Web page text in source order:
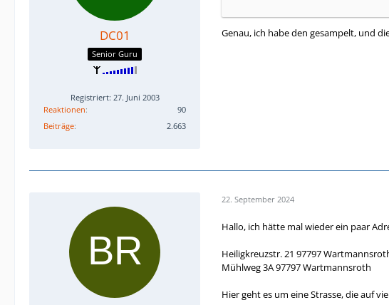
DC01
Senior Guru
Registriert: 27. Juni 2003
Reaktionen
90
Beiträge
2.663
Genau, ich habe den gesampelt, und
22. September 2024
Hallo, ich hätte mal wieder ein paar
Heiligkreuzstr. 21 97797
Mühlweg 3A 97797 Wartmannsroth
Hier geht es um eine Strasse, die auf